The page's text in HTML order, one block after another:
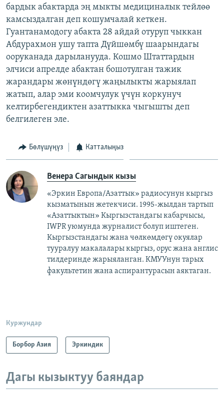
бардык абактарда эң мыкты медициналык тейлөө
камсыздалган деп кошумчалай кеткен.
Гуантанамодогу абакта 28 айдай отуруп чыккан
Абдурахмон ушу тапта Дүйшөмбү шаарындагы
ооруканада дарыланууда. Кошмо Штаттардын
элчиси апрелде абактан бошотулган тажик
жарандары жөнүндөгү жаңылыкты жарыялап
жатып, алар эми коомчулук үчүн коркунуч
келтирбегендиктен азаттыкка чыгышты деп
белгилеген эле.
Бөлүшүңүз Катталыңыз
Венера Сагындык кызы
«Эркин Европа/Азаттык» радиосунун кыргыз
кызматынын жетекчиси. 1995-жылдан тартып
«Азаттыктын» Кыргызстандагы кабарчысы,
IWPR уюмунда журналист болуп иштеген.
Кыргызстандагы жана чөлкөмдөгү окуялар
тууралуу макалалары кыргыз, орус жана англис
тилдеринде жарыяланган. КМУУнун тарых
факультетин жана аспирантурасын аяктаган.​
Куржундар
Борбор Азия Эркиндик
Дагы кызыктуу баяндар